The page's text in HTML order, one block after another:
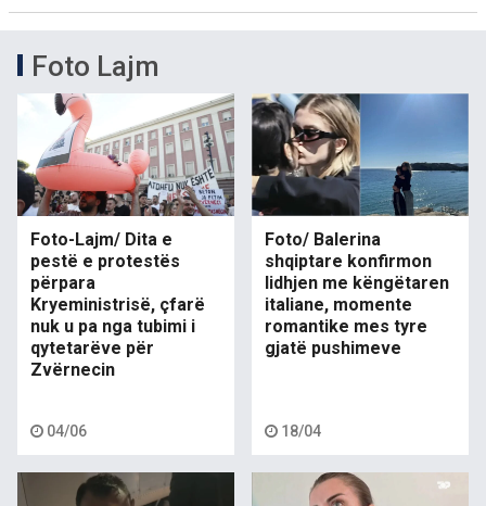
Foto Lajm
Foto-Lajm/ Dita e
pestë e protestës
përpara
Kryeministrisë, çfarë
nuk u pa nga tubimi i
qytetarëve për
Zvërnecin
04/06
Foto/ Balerina
shqiptare konfirmon
lidhjen me këngëtaren
italiane, momente
romantike mes tyre
gjatë pushimeve
18/04